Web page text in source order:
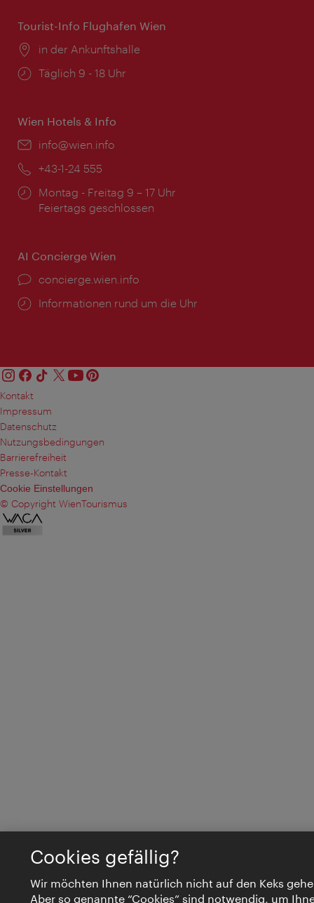
Tourist-Info Flughafen Wien
Ort:
in der Ankunftshalle
Öffnungszeiten:
Täglich 9 - 18 Uhr
Wien Hotels & Info
Email:
info@wien.info
Telefon:
+43-1-24 555
Öffnungszeiten:
Montag - Freitag 9 – 17 Uhr
Feiertags geschlossen
AI Concierge Wien
Ort:
concierge.wien.info
Öffnungszeiten:
Informationen rund um die Uhr
Kontakt
Impressum
Datenschutz
Nutzungsbedingungen
Barrierefreiheit
Presse-Kontakt
Cookie Einstellungen
© Copyright WienTourismus
Cookies gefällig?
Wir möchten Ihnen natürlich nicht auf den Keks
Aber so genannte “Cookies” sind notwendig, um